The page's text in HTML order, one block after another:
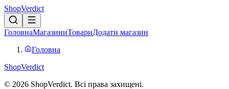
ShopVerdict
ГоловнаМагазиниТовариДодати магазин
Головна
ShopVerdict
© 2026 ShopVerdict. Всі права захищені.